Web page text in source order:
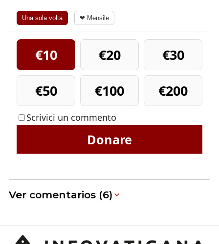
Una sola volta ❤ Mensile
€10 €20
€30
€50
€100 €200
Scrivici un commento
Donare
Ver comentarios (6)